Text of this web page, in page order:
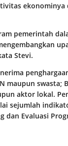
ekonominya
pemerintah
Stevi.
maupun swasta;
aktor lokal.
sejumlah
dan Evaluasi